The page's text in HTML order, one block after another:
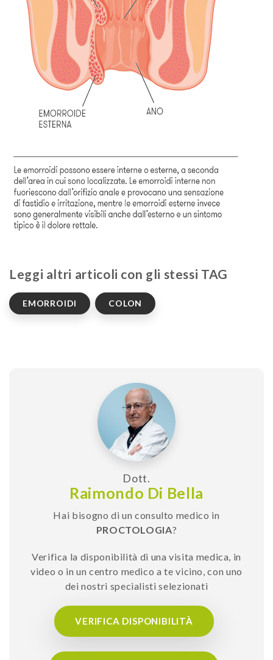
Leggi altri articoli con gli stessi TAG
EMORROIDI COLON
Dott.
Raimondo Di Bella
Hai bisogno di un consulto medico in
PROCTOLOGIA?
Verifica la disponibilità di una visita medica, in
video o in un centro medico a te vicino, con uno
dei nostri specialisti selezionati
VERIFICA DISPONIBILITÀ